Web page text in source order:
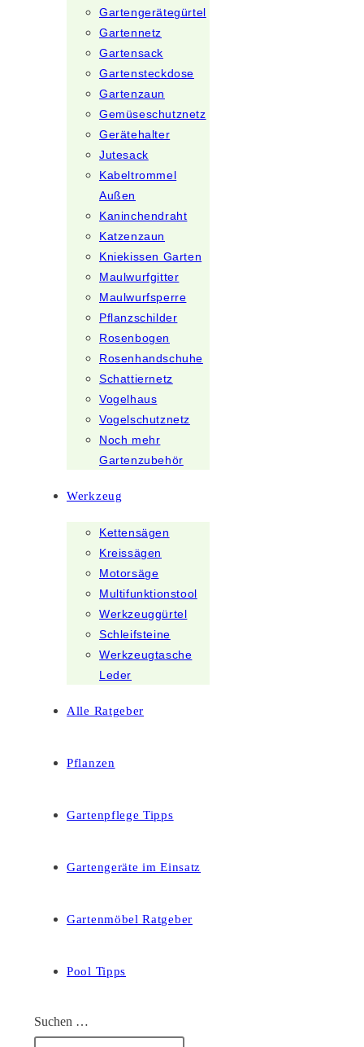
Gartengerätegürtel
Gartennetz
Gartensack
Gartensteckdose
Gartenzaun
Gemüseschutznetz
Gerätehalter
Jutesack
Kabeltrommel
Außen
Kaninchendraht
Katzenzaun
Kniekissen Garten
Maulwurfgitter
Maulwurfsperre
Pflanzschilder
Rosenbogen
Rosenhandschuhe
Schattiernetz
Vogelhaus
Vogelschutznetz
Noch mehr
Gartenzubehör
Werkzeug
Kettensägen
Kreissägen
Motorsäge
Multifunktionstool
Werkzeuggürtel
Schleifsteine
Werkzeugtasche
Leder
Alle Ratgeber
Pflanzen
Gartenpflege Tipps
Gartengeräte im Einsatz
Gartenmöbel Ratgeber
Pool Tipps
Suchen …